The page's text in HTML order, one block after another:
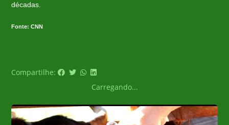
décadas.
Fonte: CNN
Compartilhe:
Carregando...